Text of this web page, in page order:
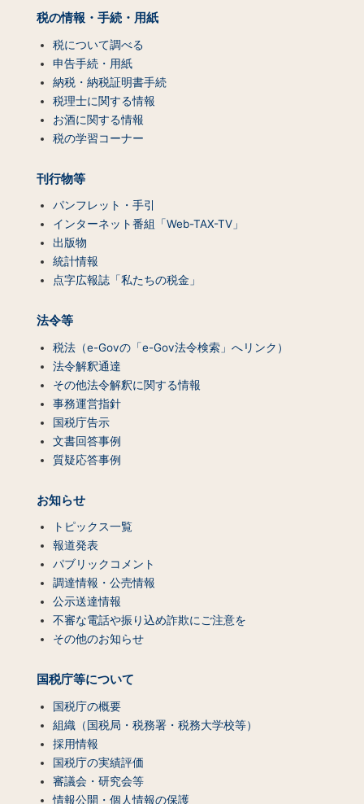
税の情報・手続・用紙
税について調べる
申告手続・用紙
納税・納税証明書手続
税理士に関する情報
お酒に関する情報
税の学習コーナー
刊行物等
パンフレット・手引
インターネット番組「Web-TAX-TV」
出版物
統計情報
点字広報誌「私たちの税金」
法令等
税法（e-Govの「e-Gov法令検索」へリンク）
法令解釈通達
その他法令解釈に関する情報
事務運営指針
国税庁告示
文書回答事例
質疑応答事例
お知らせ
トピックス一覧
報道発表
パブリックコメント
調達情報・公売情報
公示送達情報
不審な電話や振り込め詐欺にご注意を
その他のお知らせ
国税庁等について
国税庁の概要
組織（国税局・税務署・税務大学校等）
採用情報
国税庁の実績評価
審議会・研究会等
情報公開・個人情報の保護